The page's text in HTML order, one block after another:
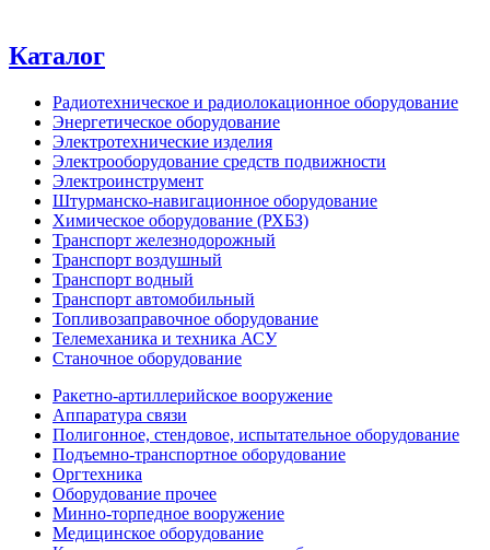
Каталог
Радиотехническое и радиолокационное оборудование
Энергетическое оборудование
Электротехнические изделия
Электрооборудование средств подвижности
Электроинструмент
Штурманско-навигационное оборудование
Химическое оборудование (РХБЗ)
Транспорт железнодорожный
Транспорт воздушный
Транспорт водный
Транспорт автомобильный
Топливозаправочное оборудование
Телемеханика и техника АСУ
Станочное оборудование
Ракетно-артиллерийское вооружение
Аппаратура связи
Полигонное, стендовое, испытательное оборудование
Подъемно-транспортное оборудование
Оргтехника
Оборудование прочее
Минно-торпедное вооружение
Медицинское оборудование